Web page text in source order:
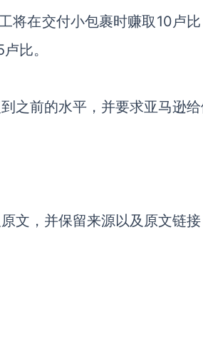
将在交付小包裹时赚取10卢
比。
之前的水平，并要求亚马逊给
文，并保留来源以及原文链